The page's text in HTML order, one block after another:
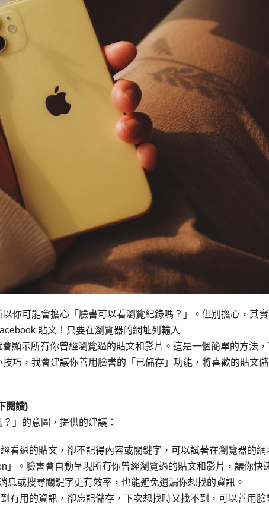
你可能會擔心「臉書可以看瀏覽紀錄嗎？」。但別擔心，其
貼文！只要在瀏覽器的網址列輸入
會顯示所有你曾經瀏覽過的貼文和影片。這是一個簡單的方法
巧，我會建議你善用臉書的「已儲存」功能，將喜歡的貼文
閱讀)
」的意圖，提供的建議：
看過的貼文，卻不記得內容或關鍵字，可以試著在瀏覽器的網
」。臉書會自動呈現所有你曾經瀏覽過的貼文和影片，讓你快
息或搜尋關鍵字更有效率，也能避免遺漏你想找的資訊。
有用的資訊，卻忘記儲存，下次想找時又找不到，可以善用臉